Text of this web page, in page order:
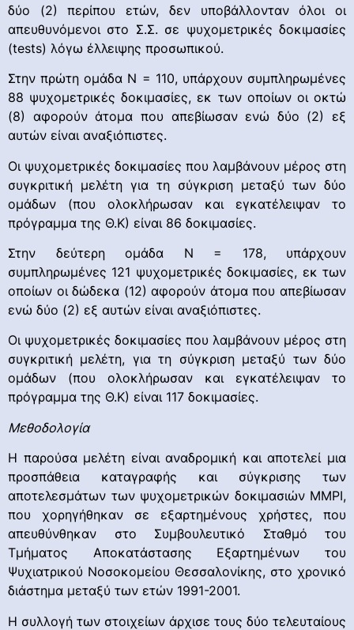
δύο (2) περίπου ετών, δεν υποβάλλονταν όλοι οι
απευθυνόμενοι στο Σ.Σ. σε ψυχομετρικές δοκιμασίες
(tests) λόγω έλλειψης προσωπικού.
Στην πρώτη ομάδα Ν = 110, υπάρχουν συμπληρωμένες
88 ψυχομετρικές δοκιμασίες, εκ των οποίων οι οκτώ
(8) αφορούν άτομα που απεβίωσαν ενώ δύο (2) εξ
αυτών είναι αναξιόπιστες.
Οι ψυχομετρικές δοκιμασίες που λαμβάνουν μέρος στη
συγκριτική μελέτη για τη σύγκριση μεταξύ των δύο
ομάδων (που ολοκλήρωσαν και εγκατέλειψαν το
πρόγραμμα της Θ.Κ) είναι 86 δοκιμασίες.
Στην δεύτερη ομάδα Ν = 178, υπάρχουν
συμπληρωμένες 121 ψυχομετρικές δοκιμασίες, εκ των
οποίων οι δώδεκα (12) αφορούν άτομα που απεβίωσαν
ενώ δύο (2) εξ αυτών είναι αναξιόπιστες.
Οι ψυχομετρικές δοκιμασίες που λαμβάνουν μέρος στη
συγκριτική μελέτη, για τη σύγκριση μεταξύ των δύο
ομάδων (που ολοκλήρωσαν και εγκατέλειψαν το
πρόγραμμα της Θ.Κ) είναι 117 δοκιμασίες.
Μεθοδολογία
Η παρούσα μελέτη είναι αναδρομική και αποτελεί μια
προσπάθεια καταγραφής και σύγκρισης των
αποτελεσμάτων των ψυχομετρικών δοκιμασιών ΜΜΡΙ,
που χορηγήθηκαν σε εξαρτημένους χρήστες, που
απευθύνθηκαν στο Συμβουλευτικό Σταθμό του
Τμήματος Αποκατάστασης Εξαρτημένων του
Ψυχιατρικού Νοσοκομείου Θεσσαλονίκης, στο χρονικό
διάστημα μεταξύ των ετών 1991-2001.
Η συλλογή των στοιχείων άρχισε τους δύο τελευταίους